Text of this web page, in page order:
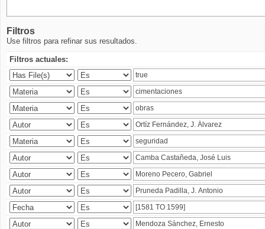
Filtros
Use filtros para refinar sus resultados.
Filtros actuales: